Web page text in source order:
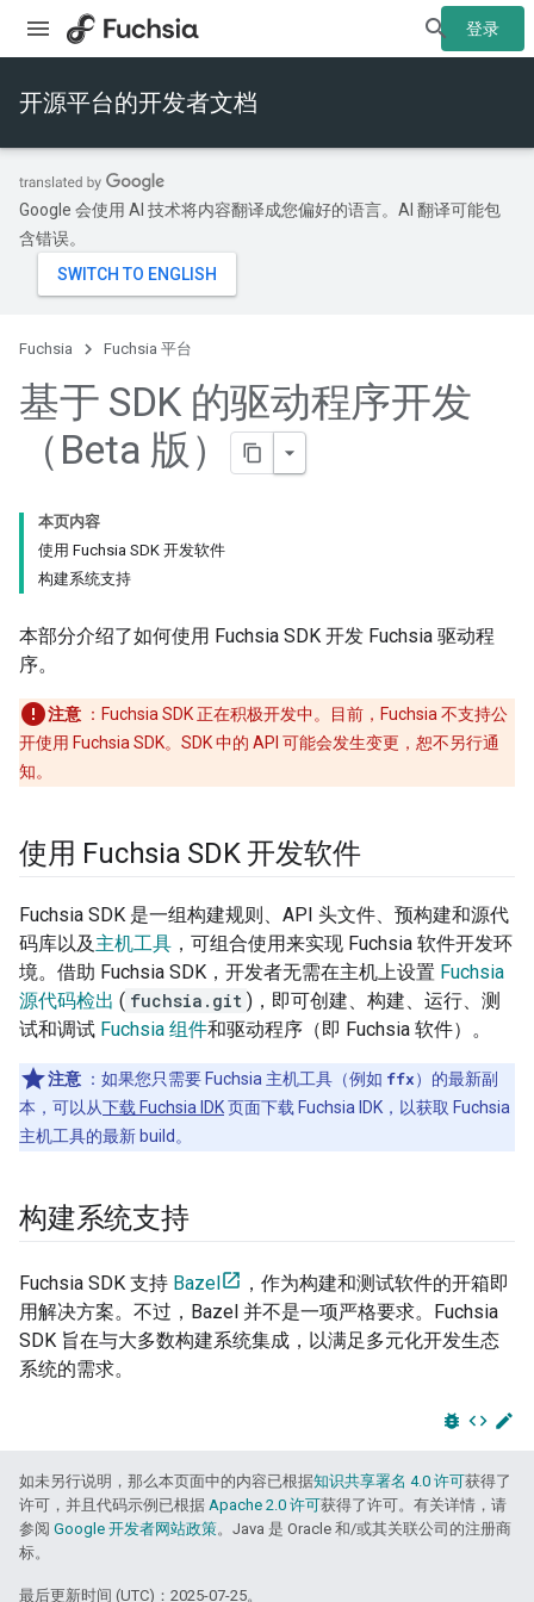
登录
开源平台的开发者文档
Google 会使用 AI 技术将内容翻译成您偏好的语言。AI 翻译可能包
含错误。
Fuchsia Fuchsia 平台
基于 SDK 的驱动程序开发
（Beta 版）
本页内容
使用 Fuchsia SDK 开发软件
构建系统支持
本部分介绍了如何使用 Fuchsia SDK 开发 Fuchsia 驱动程
序。
注意 ：Fuchsia SDK 正在积极开发中。目前，Fuchsia 不支持公
开使用 Fuchsia SDK。SDK 中的 API 可能会发生变更，恕不另行通
知。
使用 Fuchsia SDK 开发软件
Fuchsia SDK 是一组构建规则、API 头文件、预构建和源代
码库以及 主机工具 ，可组合使用来实现 Fuchsia 软件开发环
境。借助 Fuchsia SDK，开发者无需在主机上设置 Fuchsia
源代码检出 ( fuchsia.git )，即可创建、构建、运行、测
试和调试 Fuchsia 组件和驱动程序（即 Fuchsia 软件）。
注意 ：如果您只需要 Fuchsia 主机工具（例如 ffx）的最新副
本，可以从下载 Fuchsia IDK页面下载 Fuchsia IDK，以获取 Fuchsia
主机工具的最新 build。
构建系统支持
Fuchsia SDK 支持 Bazel
，作为构建和测试软件的开箱即
用解决方案。不过，Bazel 并不是一项严格要求。Fuchsia
SDK 旨在与大多数构建系统集成，以满足多元化开发生态
系统的需求。
bug_report code edit
如未另行说明，那么本页面中的内容已根据知识共享署名 4.0 许可获得了
许可，并且代码示例已根据 Apache 2.0 许可获得了许可。有关详情，请
参阅 Google 开发者网站政策。Java 是 Oracle 和/或其关联公司的注册商
标。
最后更新时间 (UTC)：2025-07-25。